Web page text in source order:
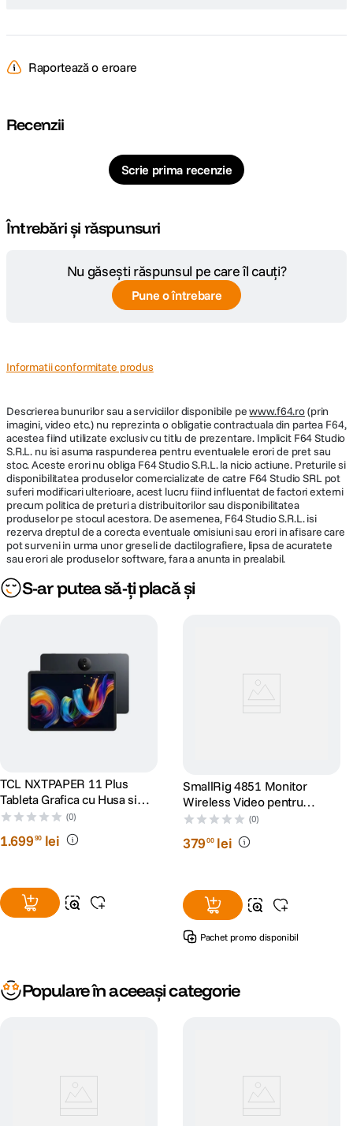
activitatilor zilnice.
Autonomie extinsa si incarcare rapida
carcasa de incarcare si pana la 8 ore de utilizare cu o singura incarcare.
Functia de incarcare rapida permite obtinerea a pana la 3 ore de redare
Castile suporta activarea rapida a asistentilor vocali precum Siri, Google
Assistant sau Gemini prin gesturi tactile configurabile. Functia Smart
Translation permite traducere in timp real pe dispozitive compatibile TCL,
iar Google Fast Pair 3.1 simplifica procesul de conectare cu telefoanele
Rezistenta pentru utilizare activa
Certificarea IPX4 ofera protectie impotriva transpiratiei si stropilor de apa,
facand castile potrivite pentru antrenamente, deplasari zilnice sau
activitati in aer liber.
Raportează o eroare
Recenzii
Scrie prima recenzie
Întrebări și răspunsuri
Nu găsești răspunsul pe care îl cauți?
Pune o întrebare
Informatii conformitate produs
Descrierea bunurilor sau a serviciilor disponibile pewww.f64.ro(prin
imagini, video etc.) nu reprezinta o obligatie contractuala din partea F64,
acestea fiind utilizate exclusiv cu titlu de prezentare. Implicit F64 Studio
S.R.L. nu isi asuma raspunderea pentru eventualele erori de pret sau
stoc. Aceste erori nu obliga F64 Studio S.R.L. la nicio actiune. Preturile si
disponibilitatea produselor comercializate de catre F64 Studio SRL pot
suferi modificari ulterioare, acest lucru fiind influentat de factori externi
precum politica de preturi a distribuitorilor sau disponibilitatea
produselor pe stocul acestora. De asemenea, F64 Studio S.R.L. isi
rezerva dreptul de a corecta eventuale omisiuni sau erori in afisare care
pot surveni in urma unor greseli de dactilografiere, lipsa de acuratete
sau erori ale produselor software, fara a anunta in prealabil.
S-ar putea să-ți placă și
TCL NXTPAPER 11 Plus
Tableta Grafica cu Husa si
Pen 128GB Wi-Fi Dark Grey
(0)
1.69990 lei
SmallRig 4851 Monitor
Wireless Video pentru
Phone Vlog Kit
(0)
37900 lei
Pachet promo disponibil
Populare în aceeași categorie